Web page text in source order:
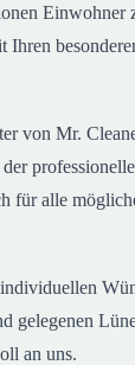
Einwohner
Ihren
von Mr.
für alle
gelegenen
an uns.